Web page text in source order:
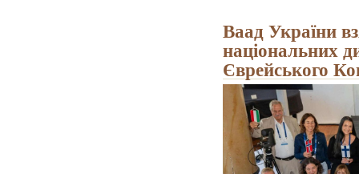
Ваад України
національних
Єврейського